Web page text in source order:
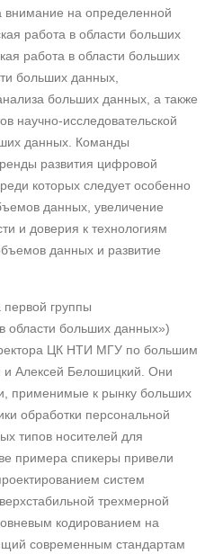
внимание на определенной
работа в области больших
работа в области больших
больших данных,
больших данных, а также
научно-исследовательской
данных. Команды
развития цифровой
которых следует особенно
данных, увеличение
и доверия к технологиям
данных и развитие
первой группы
области больших данных»)
ЦК НТИ МГУ по большим
и Алексей Белошицкий. Они
применимые к рынку больших
обработки персональной
типов носителей для
примера спикеры привели
систем
трехмерной
кодированием на
современным стандартам